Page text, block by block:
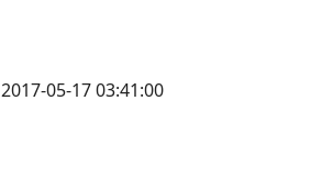
2017-05-17 03:41:00